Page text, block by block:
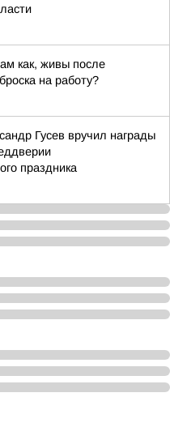
как, живы после
на работу?
Гусев вручил награды
праздника